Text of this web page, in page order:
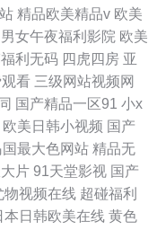
精品欧美精品v 欧美
男女午夜福利影院 欧美
利无码 四虎四房 亚
看 三级网站视频网
国产精品一区91 小x
欧美日韩小视频 国产
国最大色网站 精品无
片 91天堂影视 国产
物视频在线 超碰福利
本日韩欧美在线 黄色